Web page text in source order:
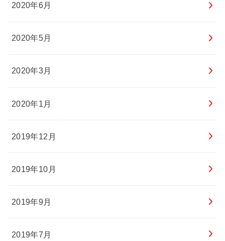
2020年6月
2020年5月
2020年3月
2020年1月
2019年12月
2019年10月
2019年9月
2019年7月